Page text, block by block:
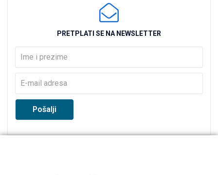
PRETPLATI SE NA NEWSLETTER